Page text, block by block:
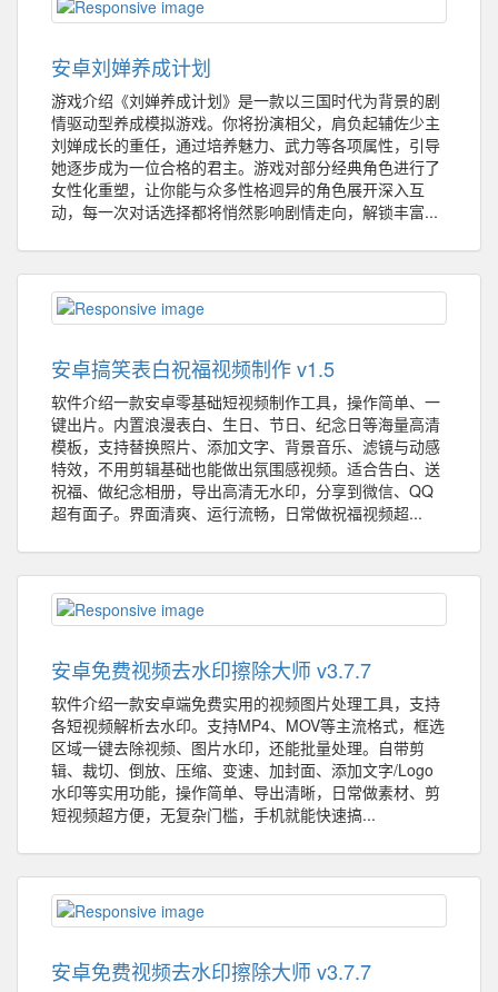
安卓刘婵养成计划
游戏介绍《刘婵养成计划》是一款以三国时代为背景的剧
情驱动型养成模拟游戏。你将扮演相父，肩负起辅佐少主
刘婵成长的重任，通过培养魅力、武力等各项属性，引导
她逐步成为一位合格的君主。游戏对部分经典角色进行了
女性化重塑，让你能与众多性格迥异的角色展开深入互
动，每一次对话选择都将悄然影响剧情走向，解锁丰富...
安卓搞笑表白祝福视频制作 v1.5
软件介绍一款安卓零基础短视频制作工具，操作简单、一
键出片。内置浪漫表白、生日、节日、纪念日等海量高清
模板，支持替换照片、添加文字、背景音乐、滤镜与动感
特效，不用剪辑基础也能做出氛围感视频。适合告白、送
祝福、做纪念相册，导出高清无水印，分享到微信、QQ
超有面子。界面清爽、运行流畅，日常做祝福视频超...
安卓免费视频去水印擦除大师 v3.7.7
软件介绍一款安卓端免费实用的视频图片处理工具，支持
各短视频解析去水印。支持MP4、MOV等主流格式，框选
区域一键去除视频、图片水印，还能批量处理。自带剪
辑、裁切、倒放、压缩、变速、加封面、添加文字/Logo
水印等实用功能，操作简单、导出清晰，日常做素材、剪
短视频超方便，无复杂门槛，手机就能快速搞...
安卓免费视频去水印擦除大师 v3.7.7